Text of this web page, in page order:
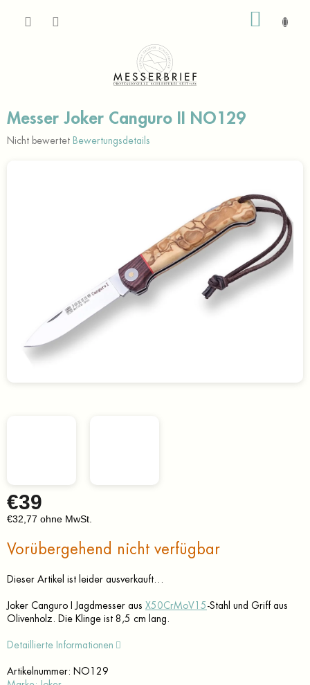
Messer Joker Canguro II NO129
Die
Nicht bewertet Bewertungsdetails
€39
€32,77 ohne MwSt.
Vorübergehend nicht verfügbar
Dieser Artikel ist leider ausverkauft…
Joker Canguro I Jagdmesser aus X50CrMoV15 -Stahl und Griff aus
Olivenholz. Die Klinge ist 8,5 cm lang.
Detaillierte Informationen
Artikelnummer: NO129